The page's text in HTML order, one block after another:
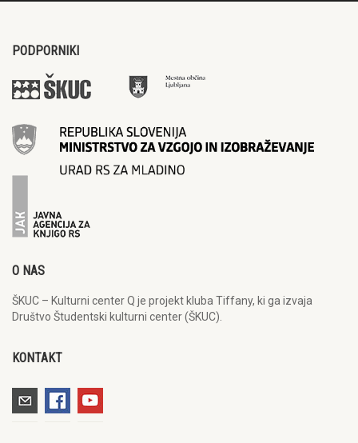
PODPORNIKI
O NAS
ŠKUC – Kulturni center Q je projekt kluba Tiffany, ki ga izvaja
Društvo Študentski kulturni center (ŠKUC).
KONTAKT